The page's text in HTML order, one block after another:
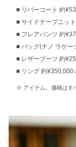
リバーコート 約
サイドテープニッ
フレアパンツ 約
バッグ(ナノ ラゲ
レザーブーツ 約
リング 約¥350,000
アイテム、価格はす